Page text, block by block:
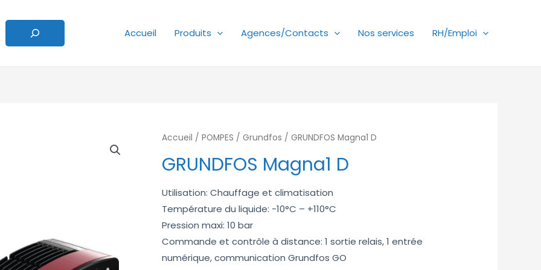
Accueil
Produits Agences/Contacts Nos services RH/Emploi
Accueil /POMPES /Grundfos / GRUNDFOS Magna1 D
GRUNDFOS Magna1 D
Utilisation: Chauffage et climatisation
Température du liquide: -10°C – +110°C
Pression maxi: 10 bar
Commande et contrôle à distance: 1 sortie relais, 1 entrée
numérique, communication Grundfos GO